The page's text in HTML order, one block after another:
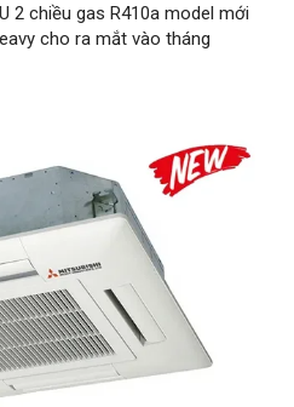
2 chiều gas R410a model mới
cho ra mắt vào tháng